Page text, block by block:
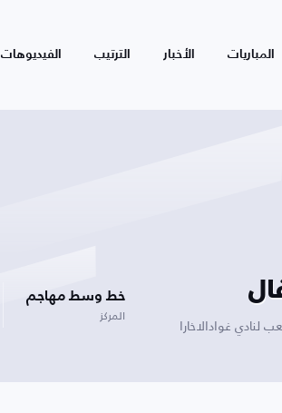
المباريات الأخبار الترتيب الفيديوهات
غوادالاخارا
خط وسط مهاجم
المركز